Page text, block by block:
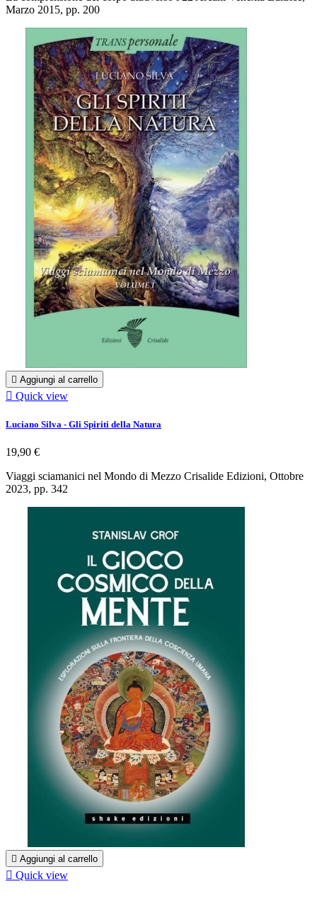
Marzo 2015, pp. 200
 Aggiungi al carrello
 Quick view
Luciano Silva - Gli Spiriti della Natura
19,90 €
Viaggi sciamanici nel Mondo di Mezzo Crisalide Edizioni, Ottobre
2023, pp. 342
 Aggiungi al carrello
 Quick view